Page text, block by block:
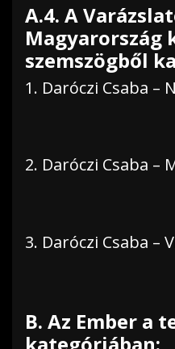
A.4. A
Magyarország
szemszögből
1. Daróczi Csaba –
2. Daróczi Csaba –
3. Daróczi Csaba –
B. Az Ember a
kategóriában: